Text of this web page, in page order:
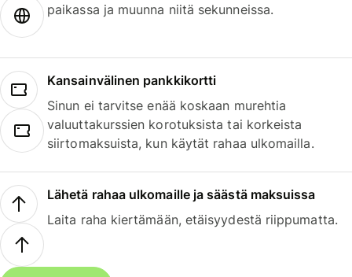
paikassa ja muunna niitä sekunneissa.
Kansainvälinen pankkikortti
Sinun ei tarvitse enää koskaan murehtia
valuuttakurssien korotuksista tai korkeista
siirtomaksuista, kun käytät rahaa ulkomailla.
Lähetä rahaa ulkomaille ja säästä maksuissa
Laita raha kiertämään, etäisyydestä riippumatta.